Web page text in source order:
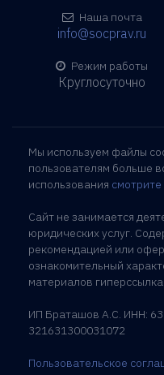
Наша почта
info@socprav.ru
Режим работы
Круглосуточно
Мы используем файлы
пользователям больше
использования смотрите
Сайт не занимается
юридических услуг.
рекомендацией или
ознакомительный
материалов
ИП Браташов А.С. ИНН:
321631300031072
Пользовательское